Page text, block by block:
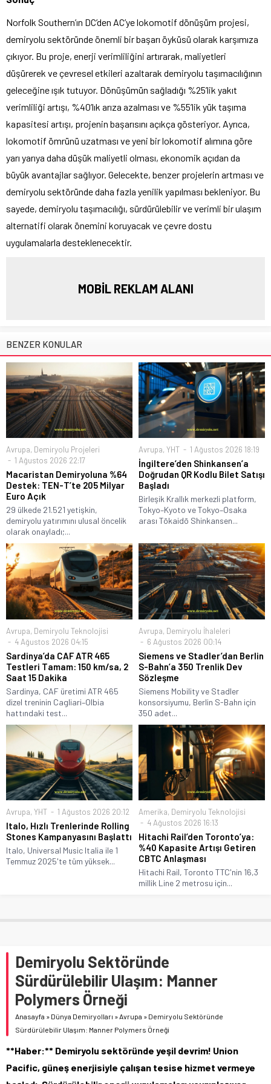
Norfolk Southern’ın DC’den AC’ye lokomotif dönüşüm projesi,
demiryolu sektöründe önemli bir başarı öyküsü olarak karşımıza
çıkıyor. Bu proje, enerji verimliliğini artırarak, maliyetleri
düşürerek ve çevresel etkileri azaltarak demiryolu taşımacılığının
geleceğine ışık tutuyor. Dönüşümün sağladığı %25’lik yakıt
verimliliği artışı, %40’lık arıza azalması ve %55’lik yük taşıma
kapasitesi artışı, projenin başarısını açıkça gösteriyor. Ayrıca,
lokomotif ömrünü uzatması ve yeni bir lokomotif alımına göre
yarı yarıya daha düşük maliyetli olması, ekonomik açıdan da
büyük avantajlar sağlıyor. Gelecekte, benzer projelerin artması ve
demiryolu sektöründe daha fazla yenilik yapılması bekleniyor. Bu
sayede, demiryolu taşımacılığı, sürdürülebilir ve verimli bir ulaşım
alternatifi olarak önemini koruyacak ve çevre dostu
uygulamalarla desteklenecektir.
MOBİL REKLAM ALANI
BENZER KONULAR
Avrupa, Demiryolu Projeleri
1 Ağustos 2026 22:17
Macaristan Demiryoluna %64
Destek: TEN-T’te 205 Milyar
Euro Açık
29 ülkede 21.521 yetişkin,
demiryolu yatırımını ulusal öncelik
olarak onayladı;...
Avrupa, YHT 1 Ağustos 2026 18:19
İngiltere’den Shinkansen’a
Doğrudan QR Kodlu Bilet Satışı
Başladı
Birleşik Krallık merkezli platform,
Tokyo–Kyoto ve Tokyo–Osaka
arası Tōkaidō Shinkansen...
Avrupa, Demiryolu Teknolojisi
4 Ağustos 2026 04:15
Sardinya’da CAF ATR 465
Testleri Tamam: 150 km/sa, 2
Saat 15 Dakika
Sardinya, CAF üretimi ATR 465
dizel treninin Cagliari–Olbia
hattındaki test...
Avrupa, Demiryolu İhaleleri
6 Ağustos 2026 00:14
Siemens ve Stadler’dan Berlin
S-Bahn’a 350 Trenlik Dev
Sözleşme
Siemens Mobility ve Stadler
konsorsiyumu, Berlin S-Bahn için
350 adet...
Avrupa, YHT 1 Ağustos 2026 20:12
Italo, Hızlı Trenlerinde Rolling
Stones Kampanyasını Başlattı
Italo, Universal Music Italia ile 1
Temmuz 2025'te tüm yüksek...
Amerika, Demiryolu Teknolojisi
4 Ağustos 2026 16:13
Hitachi Rail’den Toronto’ya:
%40 Kapasite Artışı Getiren
CBTC Anlaşması
Hitachi Rail, Toronto TTC'nin 16,3
millik Line 2 metrosu için...
Demiryolu Sektöründe
Sürdürülebilir Ulaşım: Manner
Polymers Örneği
Anasayfa » Dünya Demiryolları »Avrupa » Demiryolu Sektöründe
Sürdürülebilir Ulaşım: Manner Polymers Örneği
**Haber:** Demiryolu sektöründe yeşil devrim! Union
Pacific, güneş enerjisiyle çalışan tesise hizmet vermeye